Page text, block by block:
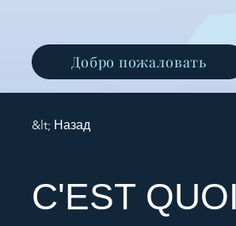
Добро пожаловать
&lt; Назад
C'EST